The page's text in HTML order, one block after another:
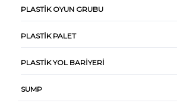
PLASTIK OYUN GRUBU
PLASTIK PALET
PLASTIK YOL BARIYERI
SUMP